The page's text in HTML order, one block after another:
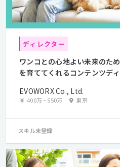
ディレクター
ワンコとの心地よい未来のた
を育ててくれるコンテンツデ
EVOWORX Co., Ltd.
400万~550万 東京
スキル未登録